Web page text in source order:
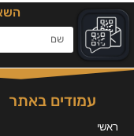
עמודים באתר
ראשי